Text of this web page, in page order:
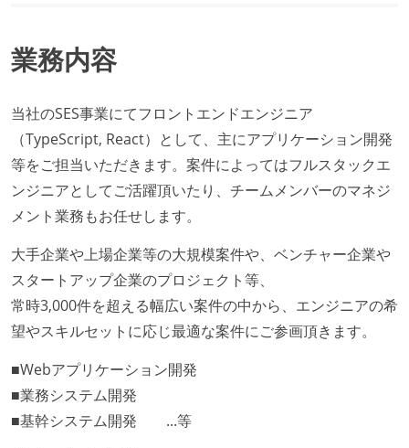
業務内容
当社のSES事業にてフロントエンドエンジニア
（TypeScript, React）として、主にアプリケーション開発
等をご担当いただきます。案件によってはフルスタックエ
ンジニアとしてご活躍頂いたり、チームメンバーのマネジ
メント業務もお任せします。
大手企業や上場企業等の大規模案件や、ベンチャー企業や
スタートアップ企業のプロジェクト等、
常時3,000件を超える幅広い案件の中から、エンジニアの希
望やスキルセットに応じ最適な案件にご参画頂きます。
■Webアプリケーション開発
■業務システム開発
■基幹システム開発 ...等